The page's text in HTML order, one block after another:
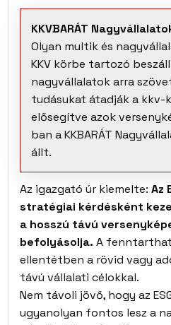
KKVBARÁT
Olyan multik és
KKV körbe tartozó
nagyvállalatok arra
tudásukat átadják a kkv-
elősegítve azok
ban a KKBARÁT
állt.
Az igazgató úr kiemelte: Az
stratégiai kérdésként
a hosszú távú
befolyásolja. A
ellentétben a rövid vagy
távú vállalati célokkal.
Nem távoli jövő, hogy az
ugyanolyan fontos lesz a